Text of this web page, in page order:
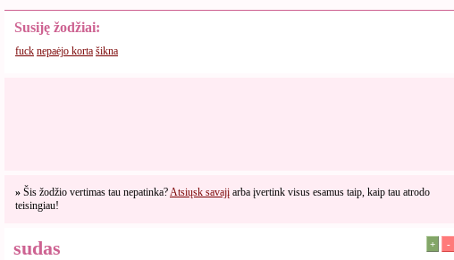
Susiję žodžiai:
fuck nepaėjo korta šikna
» Šis žodžio vertimas tau nepatinka?Atsiųsk savajį arba įvertink visus esamus taip, kaip tau atrodo
teisingiau!
sudas + -